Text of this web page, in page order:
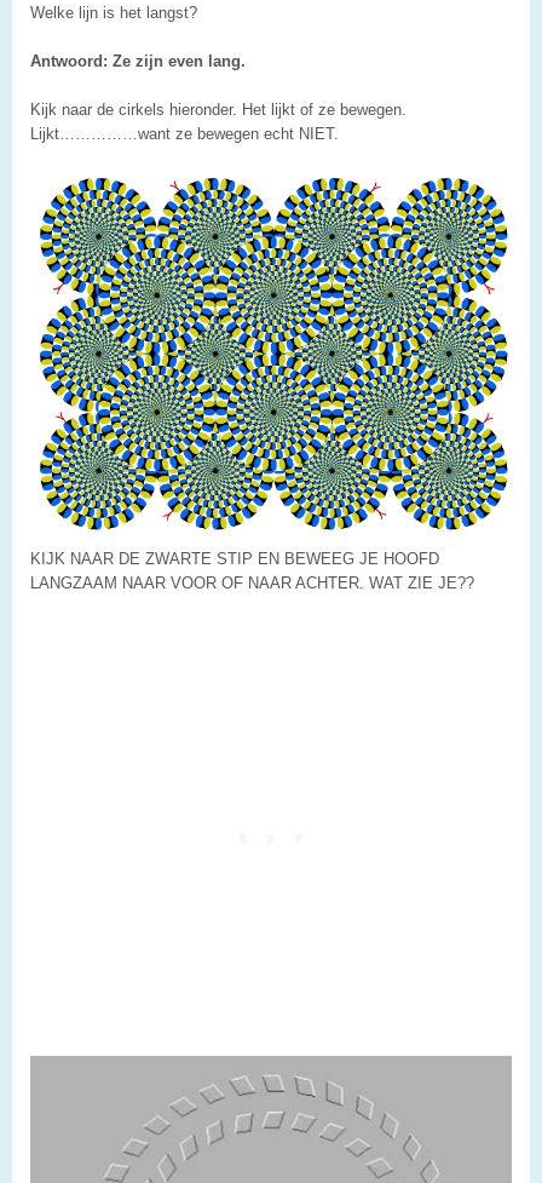
Welke lijn is het langst?
Antwoord: Ze zijn even lang.
Kijk naar de cirkels hieronder. Het lijkt of ze bewegen.
Lijkt……………want ze bewegen echt NIET.
KIJK NAAR DE ZWARTE STIP EN BEWEEG JE HOOFD
LANGZAAM NAAR VOOR OF NAAR ACHTER. WAT ZIE JE??